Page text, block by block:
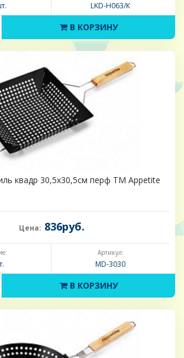
LKD-H063/К
В КОРЗИНУ
квадр 30,5х30,5см перф ТМ Appetite
Цена: 836руб.
Артикул:
MD-3030
В КОРЗИНУ